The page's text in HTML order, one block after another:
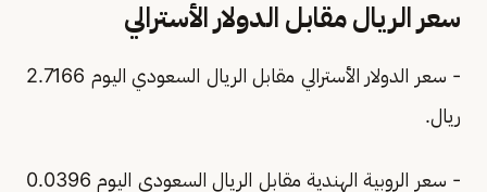
سعر الريال مقابل الدولار الأسترالي
- سعر الدولار الأسترالي مقابل الريال السعودي اليوم 2.7166
ريال.
- سعر الروبية الهندية مقابل الريال السعودي اليوم 0.0396